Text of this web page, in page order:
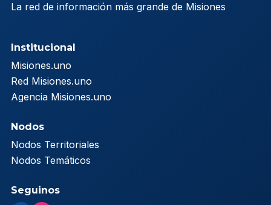
La red de información más grande de Misiones
Institucional
Misiones.uno
Red Misiones.uno
Agencia Misiones.uno
Nodos
Nodos Territoriales
Nodos Temáticos
Seguinos